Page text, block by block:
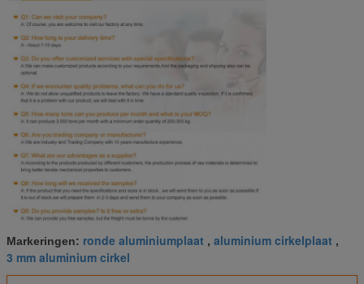
Markeringen: ronde aluminiumplaat , aluminium cirkelplaat ,
3 mm aluminium cirkel